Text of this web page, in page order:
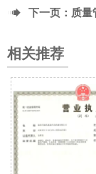
 下一页： 质量
相关推荐